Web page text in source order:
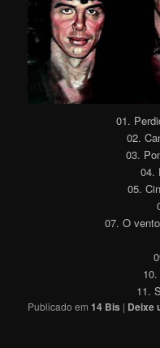
01.
02.
03.
04.
05.
07. O
11.
Publicado em 14 Bis | Deixe